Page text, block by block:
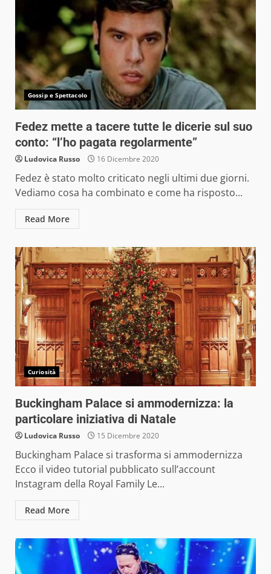
Gossip e Spettacolo
Fedez mette a tacere tutte le dicerie sul suo
conto: “l’ho pagata regolarmente”
Ludovica Russo 16 Dicembre 2020
Fedez è stato molto criticato negli ultimi due giorni.
Vediamo cosa ha combinato e come ha risposto...
Read More
Curiosità
Buckingham Palace si ammodernizza: la
particolare iniziativa di Natale
Ludovica Russo 15 Dicembre 2020
Buckingham Palace si trasforma si ammodernizza
Ecco il video tutorial pubblicato sull’account
Instagram della Royal Family Le...
Read More